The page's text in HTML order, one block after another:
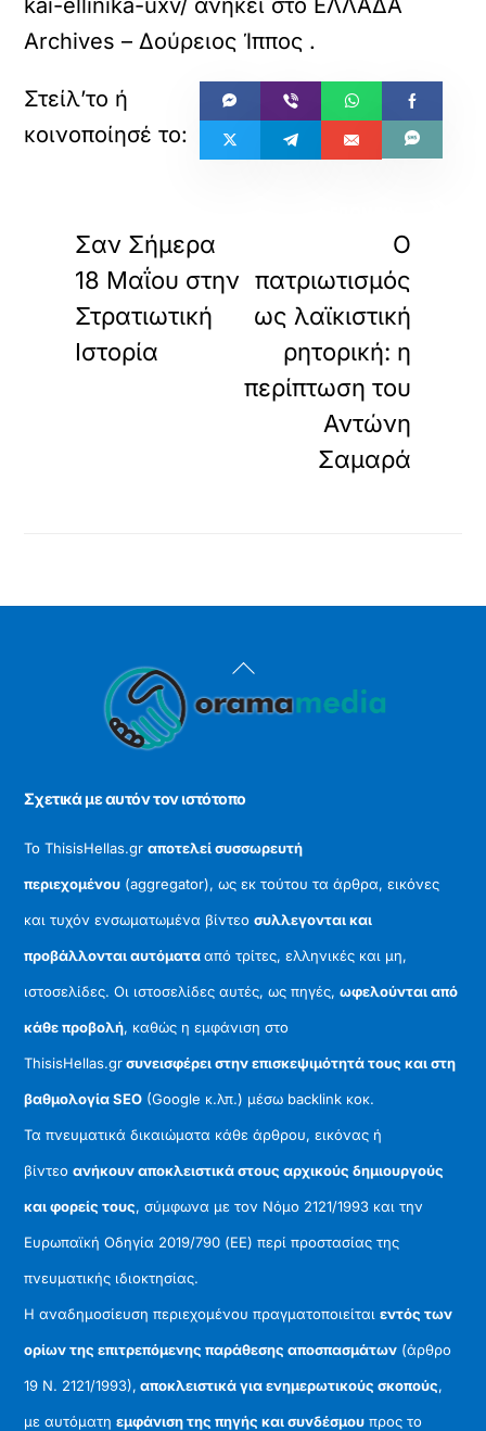
ε
ε
α
υ
b
kai-ellinika-uxv/ ανήκει στο ΕΛΛΑΔΑ
Archives – Δούρειος Ίππος .
Σαν Σήμερα
18 Μαΐου στην
Στρατιωτική
Ιστορία
Ο
πατριωτισμός
ως λαϊκιστική
ρητορική: η
περίπτωση του
Αντώνη
Σαμαρά
Back
To
Σχετικά με αυτόν τον ιστότοπο
Το ThisisHellas.grαποτελεί συσσωρευτή
περιεχομένου (aggregator), ως εκ τούτου τα άρθρα, εικόνες
και τυχόν ενσωματωμένα βίντεοσυλλεγονται και
προβάλλονται αυτόματααπό τρίτες, ελληνικές και μη,
ιστοσελίδες. Οι ιστοσελίδες αυτές, ως πηγές,ωφελούνται από
κάθε προβολή, καθώς η εμφάνιση στο
ThisisHellas.grσυνεισφέρει στην επισκεψιμότητά τους και στη
βαθμολογία SEO (Google κ.λπ.) μέσω backlink κοκ.
Τα πνευματικά δικαιώματα κάθε άρθρου, εικόνας ή
βίντεοανήκουν αποκλειστικά στους αρχικούς δημιουργούς
και φορείς τους, σύμφωνα με τον Νόμο 2121/1993 και την
Ευρωπαϊκή Οδηγία 2019/790 (ΕΕ) περί προστασίας της
πνευματικής ιδιοκτησίας.
Η αναδημοσίευση περιεχομένου πραγματοποιείταιεντός των
ορίων της επιτρεπόμενης παράθεσης αποσπασμάτων (άρθρο
19 Ν. 2121/1993), αποκλειστικά για ενημερωτικούς σκοπούς,
με αυτόματηεμφάνιση της πηγής και συνδέσμου προς το